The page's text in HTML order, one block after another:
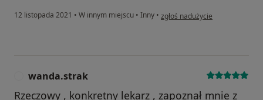
12 listopada 2021 • W innym miejscu • Inny • w opinii użytkownika
zgłoś nadużycie
wanda.strak
Rzeczowy , konkretny lekarz , zapoznał mnie z